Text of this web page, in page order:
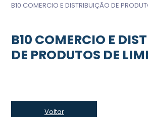
B10 COMERCIO E DISTRIBUIÇÃO DE
B10 COMERCIO E
DE PRODUTOS DE
Voltar